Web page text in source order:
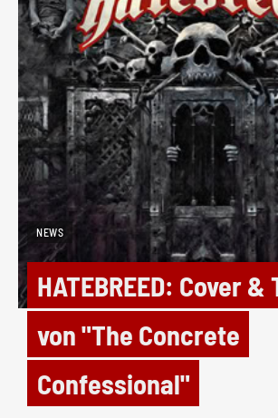
NEWS
HATEBREED: Cover
von "The Concrete
Confessional"